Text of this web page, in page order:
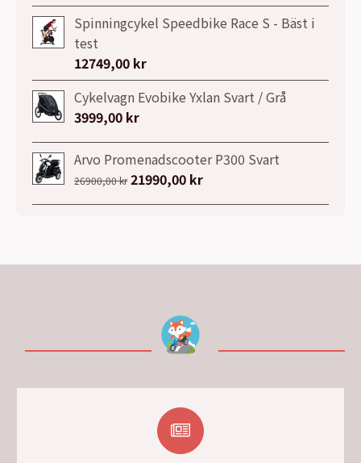
Spinningcykel Speedbike Race S - Bäst i
test
12749,00 kr
Cykelvagn Evobike Yxlan Svart / Grå
3999,00 kr
Arvo Promenadscooter P300 Svart
26900,00kr Det
ursprungliga
26900,00 kr.
21990,00 kr
nuvarande
21990,00 kr.